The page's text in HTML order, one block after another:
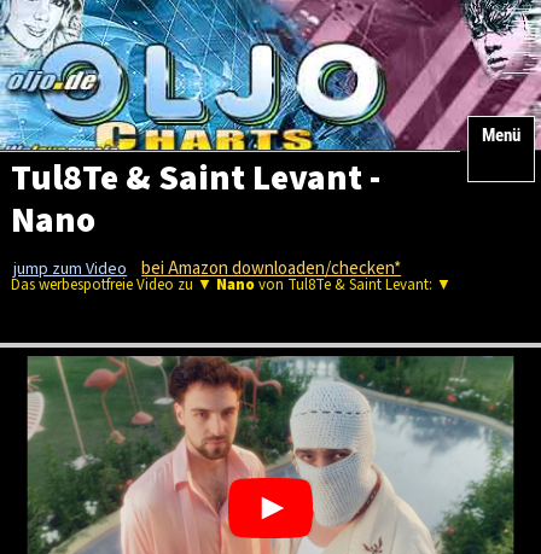
Menü
Tul8Te & Saint Levant -
Nano
jump zum Video bei Amazon downloaden/checken*
Das werbespotfreie Video zu ▼ Nanovon Tul8Te & Saint Levant: ▼